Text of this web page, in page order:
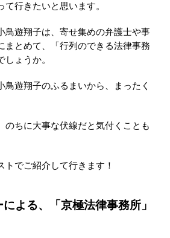
て行きたいと思います。
鳥遊翔子は、寄せ集めの弁護士や事
まとめて、「行列のできる法律事務
しょうか。
鳥遊翔子のふるまいから、まったく
のちに大事な伏線だと気付くことも
トでご紹介して行きます！
よる、「京極法律事務所」